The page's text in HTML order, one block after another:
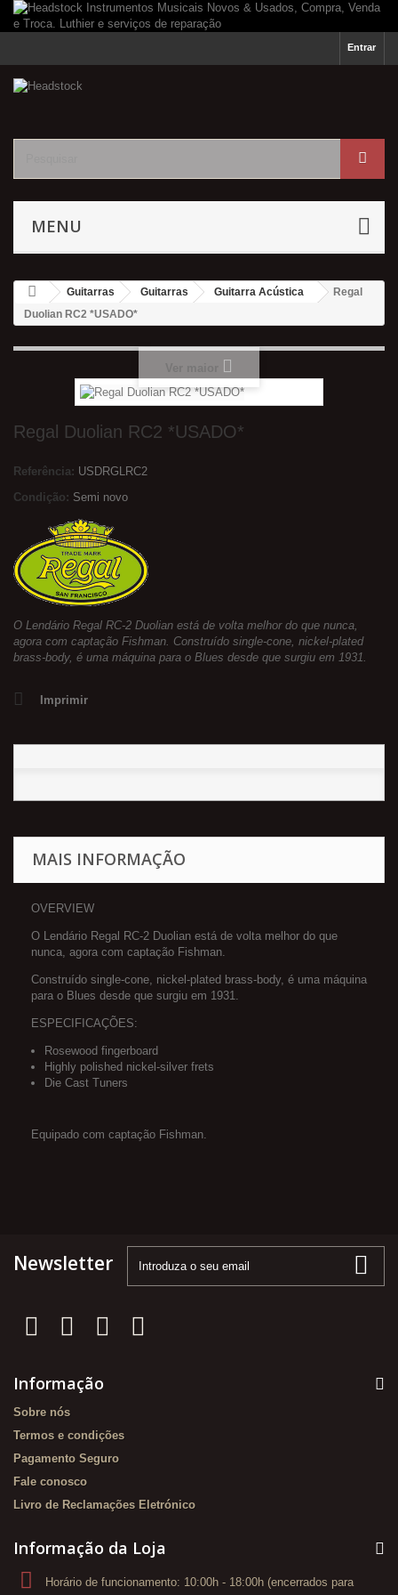
Entrar
MENU
Guitarras Guitarras Guitarra Acústica
Regal
Duolian RC2 *USADO*
Regal Duolian RC2 *USADO*
Referência: USDRGLRC2
Condição: Semi novo
O Lendário Regal RC-2 Duolian está de volta melhor do que nunca,
agora com captação Fishman. Construído single-cone, nickel-plated
brass-body, é uma máquina para o Blues desde que surgiu em 1931.
Imprimir
MAIS INFORMAÇÃO
OVERVIEW
O Lendário Regal RC-2 Duolian está de volta melhor do que
nunca, agora com captação Fishman.
Construído single-cone, nickel-plated brass-body, é uma máquina
para o Blues desde que surgiu em 1931.
ESPECIFICAÇÕES:
Rosewood fingerboard
Highly polished nickel-silver frets
Die Cast Tuners
Equipado com captação Fishman.
Newsletter
Informação
Sobre nós
Termos e condições
Pagamento Seguro
Fale conosco
Livro de Reclamações Eletrónico
Informação da Loja
Horário de funcionamento: 10:00h - 18:00h (encerrados para